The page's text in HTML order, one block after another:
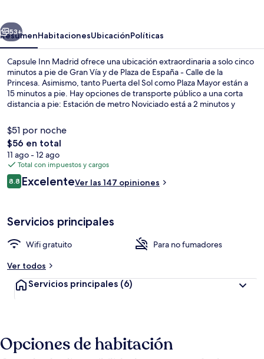
Siguiente
53+
ResumenHabitacionesUbicaciónPolíticas
Capsule Inn Madrid ofrece una ubicación extraordinaria a solo cinco
minutos a pie de Gran Vía y de Plaza de España - Calle de la
Princesa. Asimismo, tanto Puerta del Sol como Plaza Mayor están a
15 minutos a pie. Hay opciones de transporte público a una corta
distancia a pie: Estación de metro Noviciado está a 2 minutos y
$51 por noche
El
precio
total
es
de
$56 en total
11 ago - 12 ago
Total con impuestos y cargos
Opiniones
8.88.8 de 10,
ExcelenteVer las 147 opiniones
Servicios principales
Wifi gratuito
Para no fumadores
Ver todos
Servicios principales (6)
Opciones de habitación